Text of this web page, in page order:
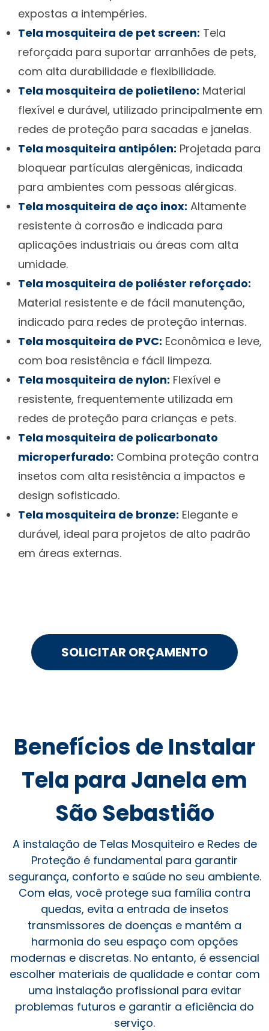
expostas a intempéries.
Tela mosquiteira de pet screen: Tela
reforçada para suportar arranhões de pets,
com alta durabilidade e flexibilidade.
Tela mosquiteira de polietileno: Material
flexível e durável, utilizado principalmente em
redes de proteção para sacadas e janelas.
Tela mosquiteira antipólen: Projetada para
bloquear partículas alergênicas, indicada
para ambientes com pessoas alérgicas.
Tela mosquiteira de aço inox: Altamente
resistente à corrosão e indicada para
aplicações industriais ou áreas com alta
umidade.
Tela mosquiteira de poliéster reforçado:
Material resistente e de fácil manutenção,
indicado para redes de proteção internas.
Tela mosquiteira de PVC: Econômica e leve,
com boa resistência e fácil limpeza.
Tela mosquiteira de nylon: Flexível e
resistente, frequentemente utilizada em
redes de proteção para crianças e pets.
Tela mosquiteira de policarbonato
microperfurado: Combina proteção contra
insetos com alta resistência a impactos e
design sofisticado.
Tela mosquiteira de bronze: Elegante e
durável, ideal para projetos de alto padrão
em áreas externas.
SOLICITAR ORÇAMENTO
Benefícios de Instalar
Tela para Janela em
São Sebastião
A instalação de Telas Mosquiteiro e Redes de
Proteção é fundamental para garantir
segurança, conforto e saúde no seu ambiente.
Com elas, você protege sua família contra
quedas, evita a entrada de insetos
transmissores de doenças e mantém a
harmonia do seu espaço com opções
modernas e discretas. No entanto, é essencial
escolher materiais de qualidade e contar com
uma instalação profissional para evitar
problemas futuros e garantir a eficiência do
serviço.